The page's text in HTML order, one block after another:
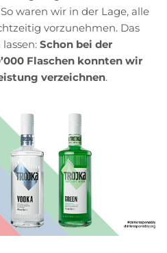
waren wir in der Lage, alle
vorzunehmen. Das
Schon bei der
Flaschen konnten wir
verzeichnen.